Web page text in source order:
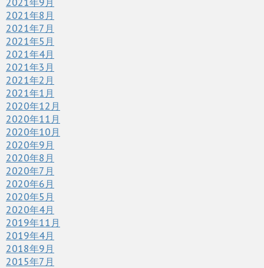
2021年8月
2021年7月
2021年5月
2021年4月
2021年3月
2021年2月
2021年1月
2020年12月
2020年11月
2020年10月
2020年9月
2020年8月
2020年7月
2020年6月
2020年5月
2020年4月
2019年11月
2019年4月
2018年9月
2015年7月